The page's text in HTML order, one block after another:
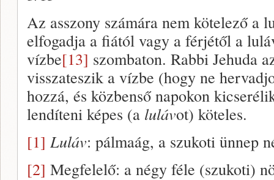
Az asszony számára nem kötelező a
elfogadja a fiától vagy a férjétől a
vízbe[13] szombaton. Rabbi Jehuda
visszateszik a vízbe (hogy ne
hozzá, és közbenső napokon
lendíteni képes (a lulávot) köteles.
[1] Luláv: pálmaág, a szukoti ünnep
[2] Megfelelő: a négy féle (szukoti)